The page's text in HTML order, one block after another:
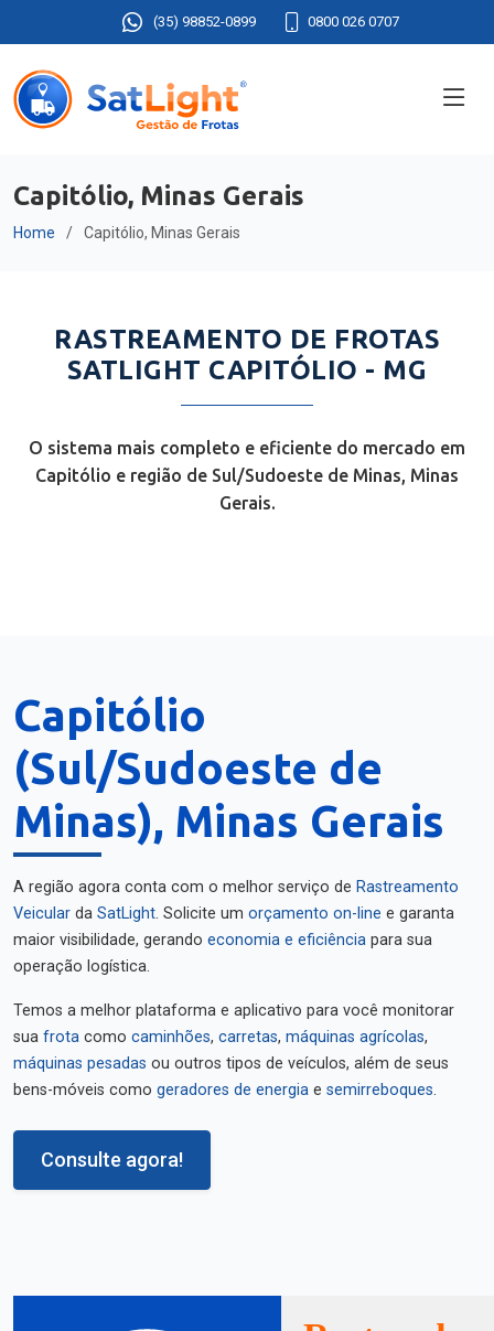
(35) 98852-0899 0800 026 0707
Capitólio, Minas Gerais
Home Capitólio, Minas Gerais
RASTREAMENTO DE FROTAS
SATLIGHT CAPITÓLIO - MG
O sistema mais completo e eficiente do mercado em
Capitólio e região de Sul/Sudoeste de Minas, Minas
Gerais.
Capitólio
(Sul/Sudoeste de
Minas), Minas Gerais
A região agora conta com o melhor serviço de Rastreamento
Veicular da SatLight. Solicite um orçamento on-line e garanta
maior visibilidade, gerando economia e eficiência para sua
operação logística.
Temos a melhor plataforma e aplicativo para você monitorar
sua frota como caminhões, carretas, máquinas agrícolas,
máquinas pesadas ou outros tipos de veículos, além de seus
bens-móveis como geradores de energia e semirreboques.
Consulte agora!